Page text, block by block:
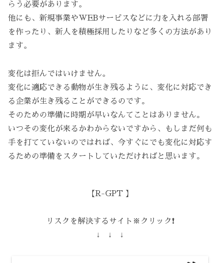
らう必要があります。
他にも、新規事業やWEBサービスなどに力を入れる部署
を作ったり、新人を積極採用したりなど多くの方法があり
ます。
変化は拒んではいけません。
変化に適応できる動物が生き残るように、変化に対応でき
る企業が生き残ることができるのです。
そのための準備に時期が早いなんてことはありません。
いつその変化が来るかわからないですから、もしまだ何も
手を打てていないのではれば、今すぐにでも変化に対応す
るための準備をスタートしていただければと思います。
【R-GPT 】
リスクを解決するサイト※クリック❗️
↓ ↓ ↓